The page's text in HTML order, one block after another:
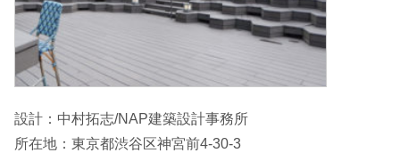
設計：中村拓志/NAP建築設計事務所
所在地：東京都渋谷区神宮前4-30-3